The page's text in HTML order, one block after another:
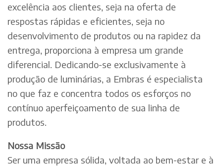
excelência aos clientes, seja na oferta de
respostas rápidas e eficientes, seja no
desenvolvimento de produtos ou na rapidez da
entrega, proporciona à empresa um grande
diferencial. Dedicando-se exclusivamente à
produção de luminárias, a Embras é especialista
no que faz e concentra todos os esforços no
contínuo aperfeiçoamento de sua linha de
produtos.
Nossa Missão
Ser uma empresa sólida, voltada ao bem-estar e à